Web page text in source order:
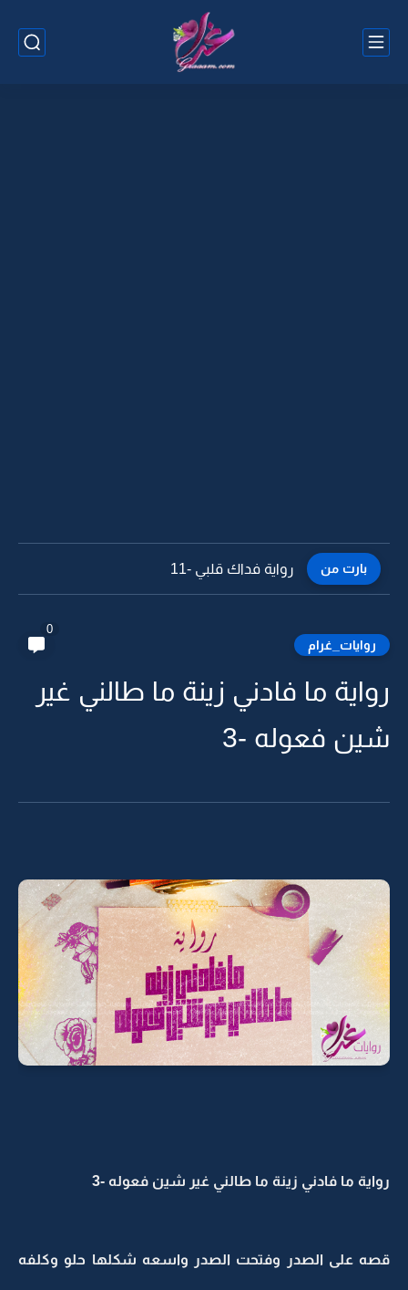
بارت من رواية فداك قلبي -10
روايات_غرام
0
رواية ما فادني زينة ما طالني غير
شين فعوله -3
رواية ما فادني زينة ما طالني غير شين فعوله -3
قصه على الصدر وفتحت الصدر واسعه شكلها حلو وكلفه